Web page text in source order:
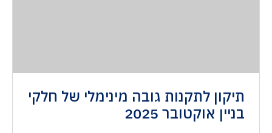
תיקון לתקנות גובה מינימלי של חלקי
בניין אוקטובר 2025